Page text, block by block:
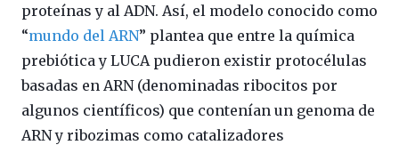
proteínas y al ADN. Así, el modelo conocido como
“mundo del ARN” plantea que entre la química
prebiótica y LUCA pudieron existir protocélulas
basadas en ARN (denominadas ribocitos por
algunos científicos) que contenían un genoma de
ARN y ribozimas como catalizadores